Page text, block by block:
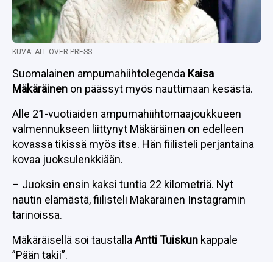
KUVA: ALL OVER PRESS
Suomalainen ampumahiihtolegenda Kaisa
Mäkäräinen on päässyt myös nauttimaan kesästä.
Alle 21-vuotiaiden ampumahiihtomaajoukkueen
valmennukseen liittynyt Mäkäräinen on edelleen
kovassa tikissä myös itse. Hän fiilisteli perjantaina
kovaa juoksulenkkiään.
– Juoksin ensin kaksi tuntia 22 kilometriä. Nyt
nautin elämästä, fiilisteli Mäkäräinen Instagramin
tarinoissa.
Mäkäräisellä soi taustalla Antti Tuiskun kappale
”Pään takii”.